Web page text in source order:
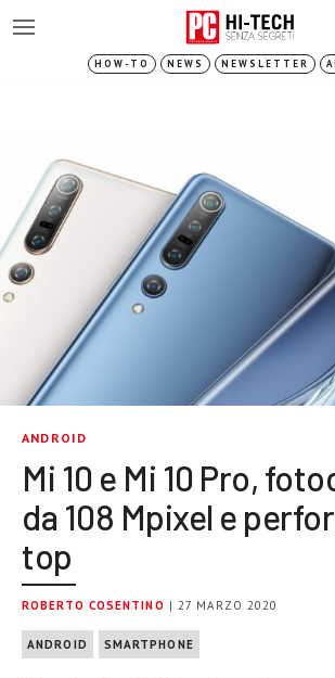
HOW-TO NEWS NEWSLETTER
ANDROID
Mi 10 e Mi 10 Pro,
da 108 Mpixel e
top
ROBERTO COSENTINO | 27 MARZO 2020
ANDROID SMARTPHONE